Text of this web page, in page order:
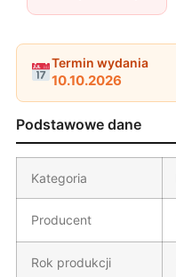
Termin wydania
10.10.2026
Podstawowe dane
Kategoria
Producent
Rok produkcji